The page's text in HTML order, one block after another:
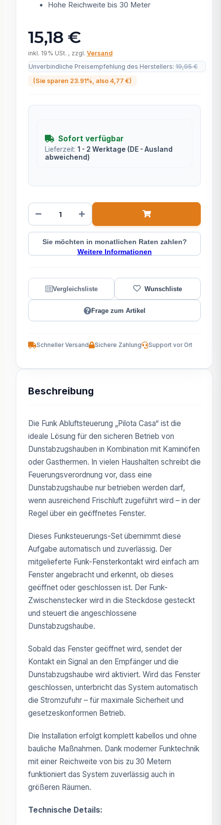
Hohe Reichweite bis 30 Meter
15,18 €
inkl. 19% USt. , zzgl. Versand
Unverbindliche Preisempfehlung des Herstellers: 19,95 €
(Sie sparen 23.91%, also 4,77 €)
Sofort verfügbar
Lieferzeit: 1 - 2 Werktage (DE - Ausland
abweichend)
Sie möchten in monatlichen Raten zahlen?
Weitere Informationen
Frage zum Artikel
Schneller Versand Sichere Zahlung Support vor Ort
Beschreibung
Die Funk Abluftsteuerung „Pilota Casa“ ist die
ideale Lösung für den sicheren Betrieb von
Dunstabzugshauben in Kombination mit Kaminöfen
oder Gasthermen. In vielen Haushalten schreibt die
Feuerungsverordnung vor, dass eine
Dunstabzugshaube nur betrieben werden darf,
wenn ausreichend Frischluft zugeführt wird – in der
Regel über ein geöffnetes Fenster.
Dieses Funksteuerungs-Set übernimmt diese
Aufgabe automatisch und zuverlässig. Der
mitgelieferte Funk-Fensterkontakt wird einfach am
Fenster angebracht und erkennt, ob dieses
geöffnet oder geschlossen ist. Der Funk-
Zwischenstecker wird in die Steckdose gesteckt
und steuert die angeschlossene
Dunstabzugshaube.
Sobald das Fenster geöffnet wird, sendet der
Kontakt ein Signal an den Empfänger und die
Dunstabzugshaube wird aktiviert. Wird das Fenster
geschlossen, unterbricht das System automatisch
die Stromzufuhr – für maximale Sicherheit und
gesetzeskonformen Betrieb.
Die Installation erfolgt komplett kabellos und ohne
bauliche Maßnahmen. Dank moderner Funktechnik
mit einer Reichweite von bis zu 30 Metern
funktioniert das System zuverlässig auch in
größeren Räumen.
Technische Details: